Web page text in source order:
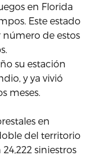
en Florida
Este estado
número de estos
su estación
y ya vivió
meses.
en
del territorio
siniestros